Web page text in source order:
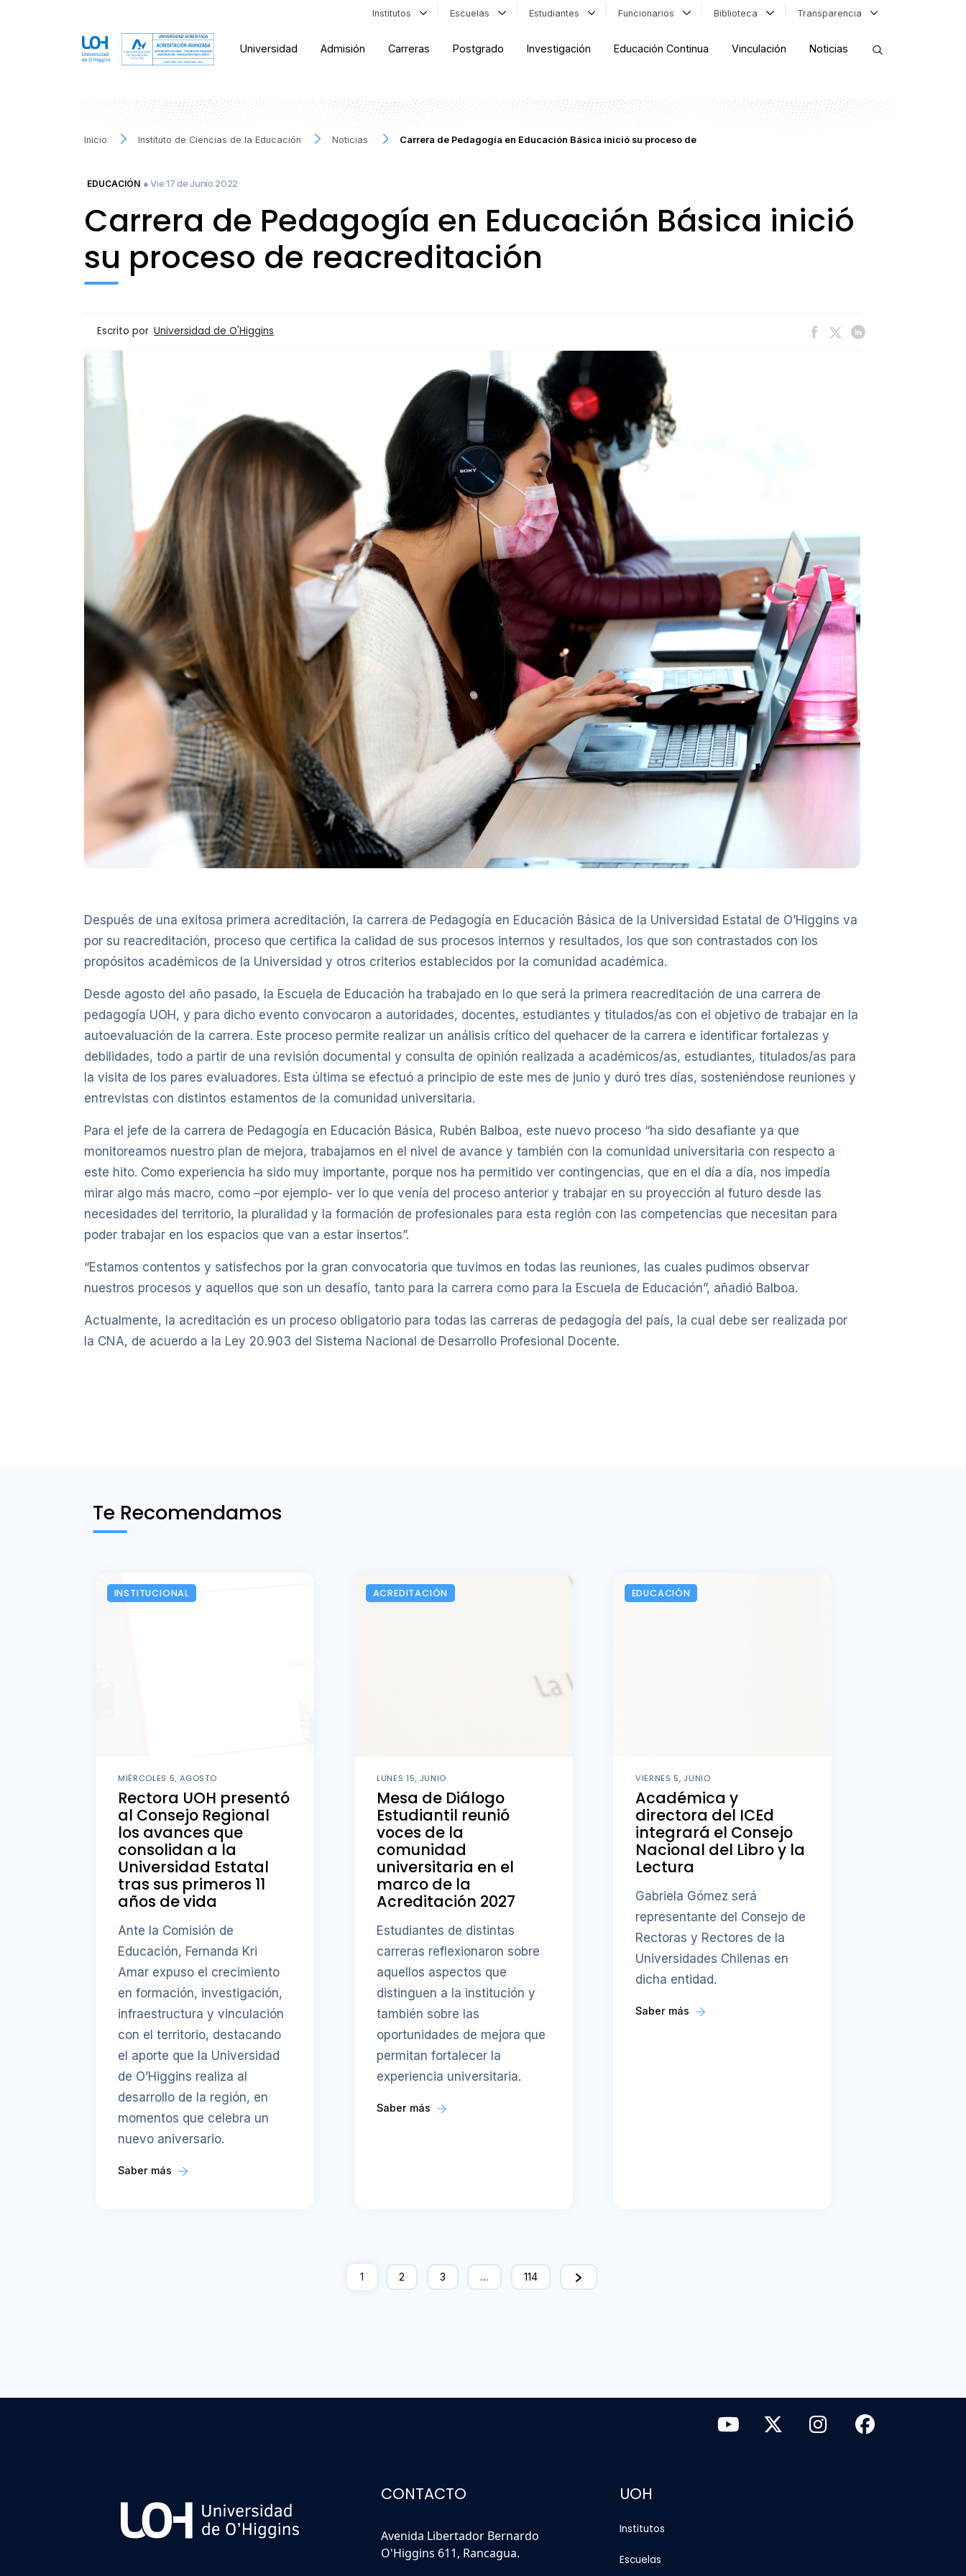
Institutos Escuelas Estudiantes Funcionarios Biblioteca Transparencia
Universidad Admisión Carreras Postgrado Investigación Educación Continua Vinculación Noticias
Inicio Instituto de Ciencias de la Educación Noticias Carrera de Pedagogía en Educación Básica inició su proceso de
EDUCACIÓN ● Vie 17 de Junio 2022
Carrera de Pedagogía en Educación Básica inició
su proceso de reacreditación
Escrito por Universidad de O'Higgins
Después de una exitosa primera acreditación, la carrera de Pedagogía en Educación Básica de la Universidad Estatal de O’Higgins va
por su reacreditación, proceso que certifica la calidad de sus procesos internos y resultados, los que son contrastados con los
propósitos académicos de la Universidad y otros criterios establecidos por la comunidad académica.
Desde agosto del año pasado, la Escuela de Educación ha trabajado en lo que será la primera reacreditación de una carrera de
pedagogía UOH, y para dicho evento convocaron a autoridades, docentes, estudiantes y titulados/as con el objetivo de trabajar en la
autoevaluación de la carrera. Este proceso permite realizar un análisis crítico del quehacer de la carrera e identificar fortalezas y
debilidades, todo a partir de una revisión documental y consulta de opinión realizada a académicos/as, estudiantes, titulados/as para
la visita de los pares evaluadores. Esta última se efectuó a principio de este mes de junio y duró tres días, sosteniéndose reuniones y
entrevistas con distintos estamentos de la comunidad universitaria.
Para el jefe de la carrera de Pedagogía en Educación Básica, Rubén Balboa, este nuevo proceso “ha sido desafiante ya que
monitoreamos nuestro plan de mejora, trabajamos en el nivel de avance y también con la comunidad universitaria con respecto a
este hito. Como experiencia ha sido muy importante, porque nos ha permitido ver contingencias, que en el día a día, nos impedía
mirar algo más macro, como –por ejemplo- ver lo que venía del proceso anterior y trabajar en su proyección al futuro desde las
necesidades del territorio, la pluralidad y la formación de profesionales para esta región con las competencias que necesitan para
poder trabajar en los espacios que van a estar insertos”.
“Estamos contentos y satisfechos por la gran convocatoria que tuvimos en todas las reuniones, las cuales pudimos observar
nuestros procesos y aquellos que son un desafío, tanto para la carrera como para la Escuela de Educación”, añadió Balboa.
Actualmente, la acreditación es un proceso obligatorio para todas las carreras de pedagogía del país, la cual debe ser realizada por
la CNA, de acuerdo a la Ley 20.903 del Sistema Nacional de Desarrollo Profesional Docente.
Te Recomendamos
INSTITUCIONAL
MIÉRCOLES 5, AGOSTO
Rectora UOH presentó
al Consejo Regional
los avances que
consolidan a la
Universidad Estatal
tras sus primeros 11
años de vida
Ante la Comisión de
Educación, Fernanda Kri
Amar expuso el crecimiento
en formación, investigación,
infraestructura y vinculación
con el territorio, destacando
el aporte que la Universidad
de O’Higgins realiza al
desarrollo de la región, en
momentos que celebra un
nuevo aniversario.
Saber más
ACREDITACIÓN
LUNES 15, JUNIO
Mesa de Diálogo
Estudiantil reunió
voces de la
comunidad
universitaria en el
marco de la
Acreditación 2027
Estudiantes de distintas
carreras reflexionaron sobre
aquellos aspectos que
distinguen a la institución y
también sobre las
oportunidades de mejora que
permitan fortalecer la
experiencia universitaria.
Saber más
EDUCACIÓN
VIERNES 5, JUNIO
Académica y
directora del ICEd
integrará el Consejo
Nacional del Libro y la
Lectura
Gabriela Gómez será
representante del Consejo de
Rectoras y Rectores de la
Universidades Chilenas en
dicha entidad.
Saber más
1 2 3 … 114
CONTACTO
Avenida Libertador Bernardo
O'Higgins 611, Rancagua.
UOH
Institutos
Escuelas